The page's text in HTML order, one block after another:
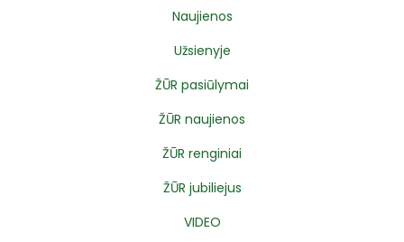
Naujienos
Užsienyje
ŽŪR pasiūlymai
ŽŪR naujienos
ŽŪR renginiai
ŽŪR jubiliejus
VIDEO